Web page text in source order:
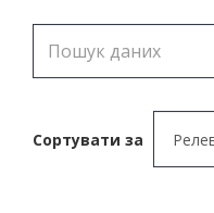
Сортувати за